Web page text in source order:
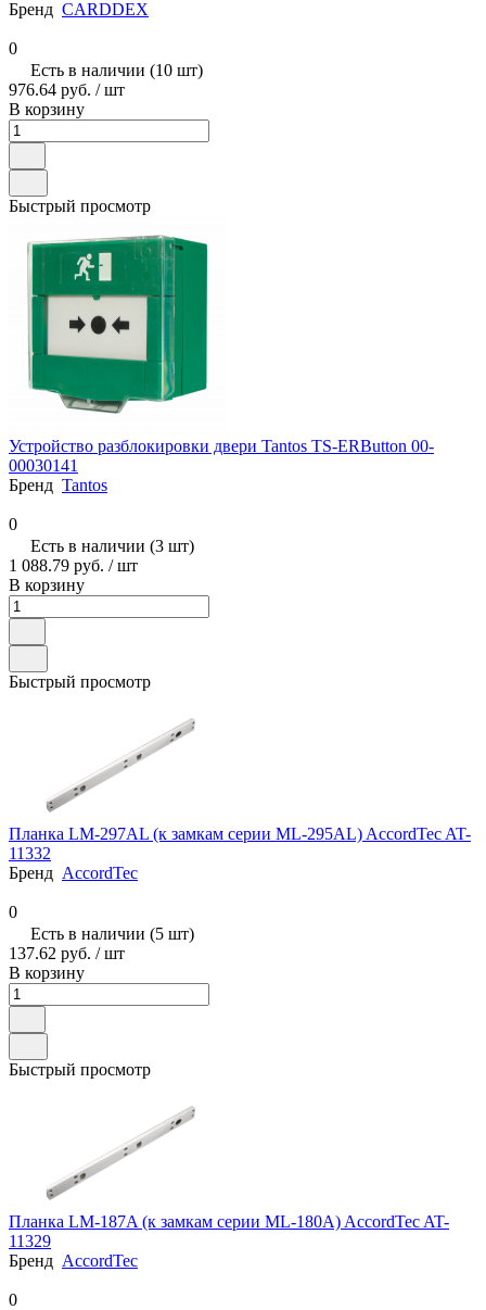
Бренд CARDDEX
0
Есть в наличии (10 шт)
976.64 руб. / шт
В корзину
Быстрый просмотр
Устройство разблокировки двери Tantos TS-ERButton 00-
00030141
Бренд Tantos
0
Есть в наличии (3 шт)
1 088.79 руб. / шт
В корзину
Быстрый просмотр
Планка LM-297AL (к замкам серии ML-295AL) AccordTec AT-
11332
Бренд AccordTec
0
Есть в наличии (5 шт)
137.62 руб. / шт
В корзину
Быстрый просмотр
Планка LM-187A (к замкам серии ML-180A) AccordTec AT-
11329
Бренд AccordTec
0